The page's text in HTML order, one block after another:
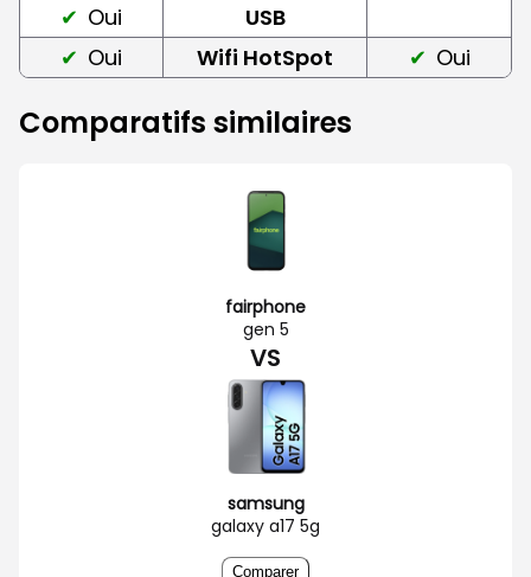
Oui
USB
Oui
Wifi HotSpot Oui
Comparatifs similaires
fairphone
gen 5
VS
samsung
galaxy a17 5g
Comparer